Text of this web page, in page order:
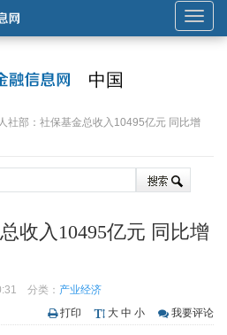
展
开
导
中国
社部：社保基金总收入10495亿元 同比增
收入10495亿元 同比增
分类： 产业经济
打印
大 中 小 我要评论